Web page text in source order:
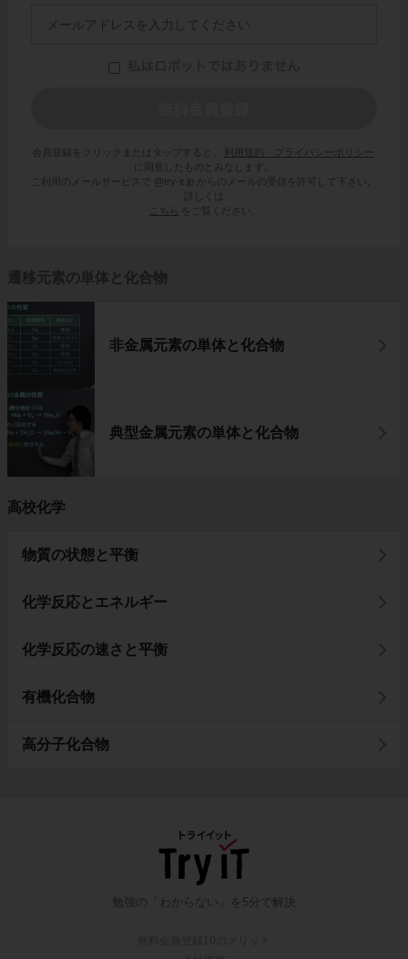
会員登録をクリックまたはタップすると、
利用規約・プライバシーポリシー
に同意したものとみなします。
ご利用のメールサービスで @try-it.jp からのメールの受信を許可して下さい。
詳しくは
こちら
をご覧ください。
遷移元素の単体と化合物
非金属元素の単体と化合物
典型金属元素の単体と化合物
高校化学
物質の状態と平衡
化学反応とエネルギー
化学反応の速さと平衡
有機化合物
高分子化合物
勉強の「わからない」を5分で解決